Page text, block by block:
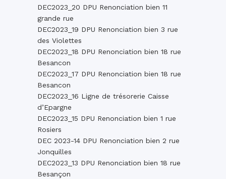
DEC2023_20 DPU Renonciation bien 11
grande rue
DEC2023_19 DPU Renonciation bien 3 rue
des Violettes
DEC2023_18 DPU Renonciation bien 18 rue
Besancon
DEC2023_17 DPU Renonciation bien 18 rue
Besancon
DEC2023_16 Ligne de trésorerie Caisse
d’Epargne
DEC2023_15 DPU Renonciation bien 1 rue
Rosiers
DEC 2023-14 DPU Renonciation bien 2 rue
Jonquilles
DEC2023_13 DPU Renonciation bien 18 rue
Besançon